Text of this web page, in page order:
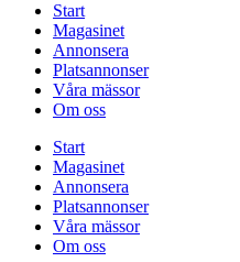
Start
Magasinet
Annonsera
Platsannonser
Våra mässor
Om oss
Start
Magasinet
Annonsera
Platsannonser
Våra mässor
Om oss